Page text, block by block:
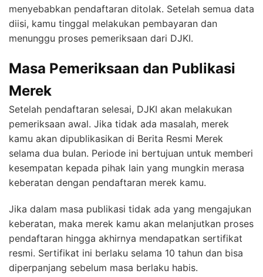
menyebabkan pendaftaran ditolak. Setelah semua data
diisi, kamu tinggal melakukan pembayaran dan
menunggu proses pemeriksaan dari DJKI.
Masa Pemeriksaan dan Publikasi
Merek
Setelah pendaftaran selesai, DJKI akan melakukan
pemeriksaan awal. Jika tidak ada masalah, merek
kamu akan dipublikasikan di Berita Resmi Merek
selama dua bulan. Periode ini bertujuan untuk memberi
kesempatan kepada pihak lain yang mungkin merasa
keberatan dengan pendaftaran merek kamu.
Jika dalam masa publikasi tidak ada yang mengajukan
keberatan, maka merek kamu akan melanjutkan proses
pendaftaran hingga akhirnya mendapatkan sertifikat
resmi. Sertifikat ini berlaku selama 10 tahun dan bisa
diperpanjang sebelum masa berlaku habis.